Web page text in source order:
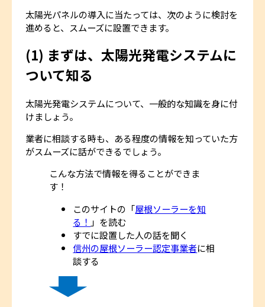
太陽光パネルの導入に当たっては、次のように検討を
進めると、スムーズに設置できます。
(1) まずは、太陽光発電システムに
ついて知る
太陽光発電システムについて、一般的な知識を身に付
けましょう。
業者に相談する時も、ある程度の情報を知っていた方
がスムーズに話ができるでしょう。
こんな方法で情報を得ることができま
す！
このサイトの「屋根ソーラーを知
る！ 」を読む
すでに設置した人の話を聞く
信州の屋根ソーラー認定事業者に相
談する